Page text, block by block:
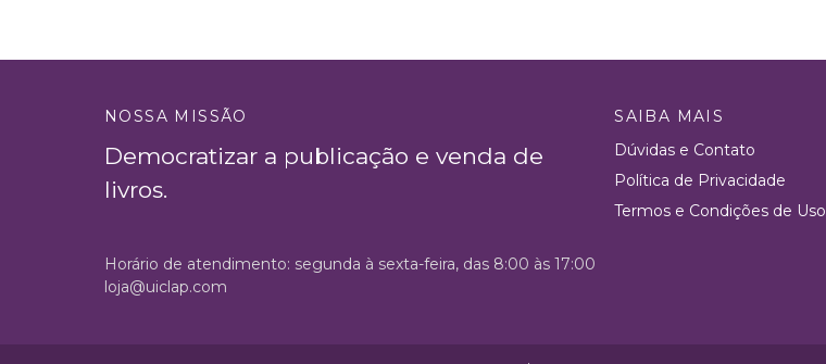
NOSSA MISSÃO
Democratizar a publicação e venda de
livros.
SAIBA MAIS
Dúvidas e Contato
Política de Privacidade
Termos e Condições de Uso
Horário de atendimento: segunda à sexta-feira, das 8:00 às 17:00
loja@uiclap.com